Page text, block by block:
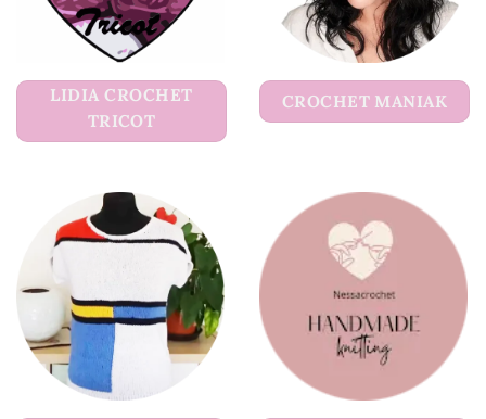
LIDIA CROCHET
TRICOT
CROCHET MANIAK